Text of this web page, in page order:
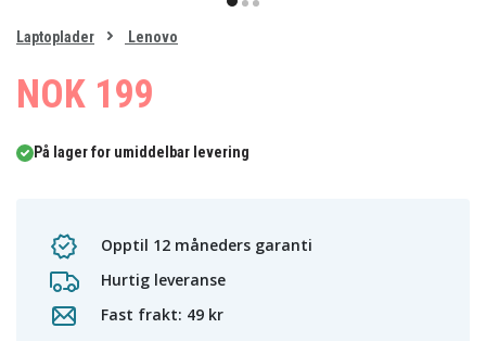
item
of
Laptoplader Lenovo
NOK 199
På lager for umiddelbar levering
Opptil 12 måneders garanti
Hurtig leveranse
Fast frakt: 49 kr